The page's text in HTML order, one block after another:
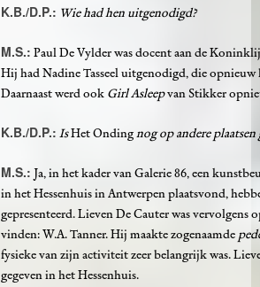
K.B./D.P.: Wie had hen uitgenodigd?
M.S.: Paul De Vylder was docent aan de
Hij had Nadine Tasseel uitgenodigd, die opnieuw
Daarnaast werd ook Girl Asleepvan Stikker
K.B./D.P.: IsHet Ondingnog op andere plaatsen
M.S.: Ja, in het kader van Galerie 86, een
in het Hessenhuis in Antwerpen plaatsvond,
gepresenteerd. Lieven De Cauter was vervolgens
vinden: W.A. Tanner. Hij maakte zogenaamde
fysieke van zijn activiteit zeer belangrijk was.
gegeven in het Hessenhuis.